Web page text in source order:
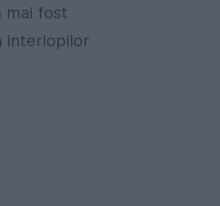
mai fost
interlopilor